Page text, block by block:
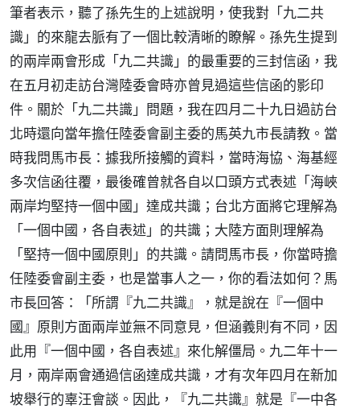
筆者表示，聽了孫先生的上述說明，使我對「九二共
識」的來龍去脈有了一個比較清晰的瞭解。孫先生提到
的兩岸兩會形成「九二共識」的最重要的三封信函，我
在五月初走訪台灣陸委會時亦曾見過這些信函的影印
件。關於「九二共識」問題，我在四月二十九日過訪台
北時還向當年擔任陸委會副主委的馬英九市長請教。當
時我問馬市長：據我所接觸的資料，當時海協、海基經
多次信函往覆，最後確曾就各自以口頭方式表述「海峽
兩岸均堅持一個中國」達成共識；台北方面將它理解為
「一個中國，各自表述」的共識；大陸方面則理解為
「堅持一個中國原則」的共識。請問馬市長，你當時擔
任陸委會副主委，也是當事人之一，你的看法如何？馬
市長回答：「所謂『九二共識』，就是說在『一個中
國』原則方面兩岸並無不同意見，但涵義則有不同，因
此用『一個中國，各自表述』來化解僵局。九二年十一
月，兩岸兩會通過信函達成共識，才有次年四月在新加
坡舉行的辜汪會談。因此，『九二共識』就是『一中各